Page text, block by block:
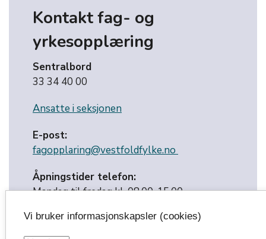
Kontakt fag- og
yrkesopplæring
Sentralbord
33 34 40 00
Ansatte i seksjonen
E-post:
fagopplaring@vestfoldfylke.no
Åpningstider telefon:
Mandag til fredag kl. 08.00-15.00
Vi bruker informasjonskapsler (cookies)